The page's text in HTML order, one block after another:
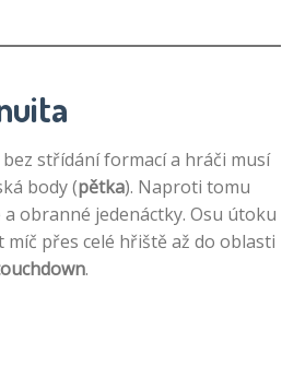
střídání formací a hráči musí
body (pětka). Naproti tomu
obranné jedenáctky. Osu útoku
přes celé hřiště až do oblasti
.